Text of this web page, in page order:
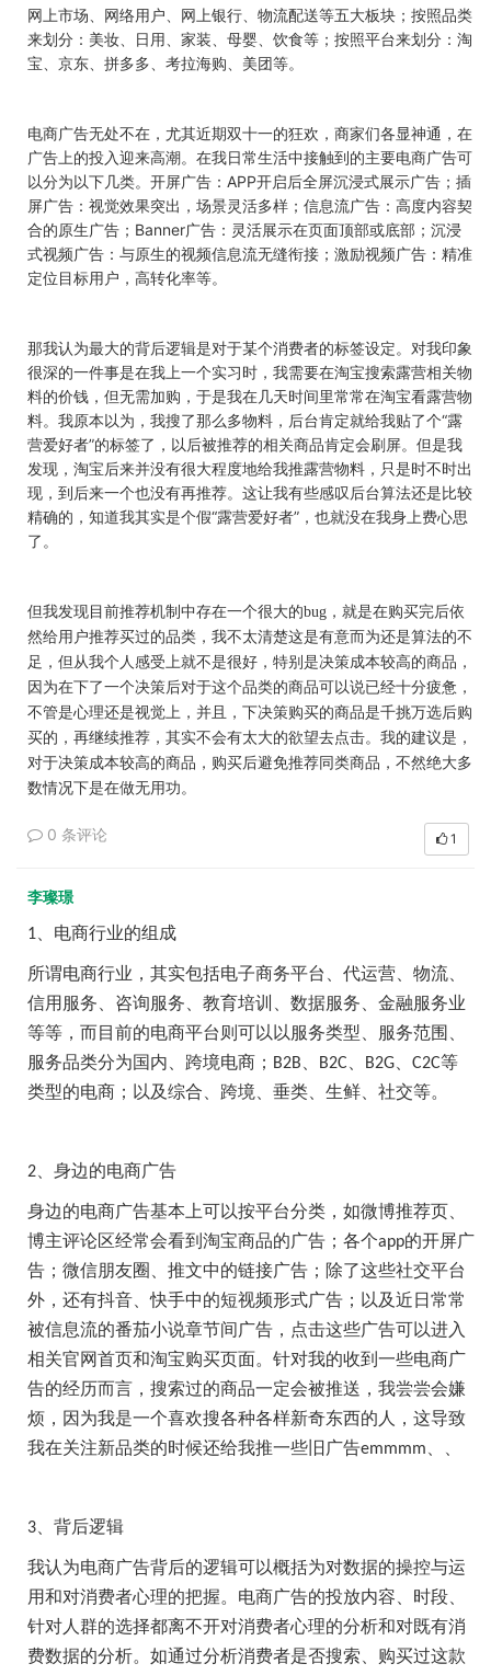
网上市场、网络用户、网上银行、物流配送等五大板块；按照品类
来划分：美妆、日用、家装、母婴、饮食等；按照平台来划分：淘
宝、京东、拼多多、考拉海购、美团等。
电商广告无处不在，尤其近期双十一的狂欢，商家们各显神通，在
广告上的投入迎来高潮。在我日常生活中接触到的主要电商广告可
以分为以下几类。开屏广告： APP开启后全屏沉浸式展示广告；插
屏广告：视觉效果突出，场景灵活多样；信息流广告：高度内容契
合的原生广告； Banner广告：灵活展示在页面顶部或底部；沉浸
式视频广告：与原生的视频信息流无缝衔接；激励视频广告：精准
定位目标用户，高转化率等。
那我认为最大的背后逻辑是对于某个消费者的标签设定。对我印象
很深的一件事是在我上一个实习时，我需要在淘宝搜索露营相关物
料的价钱，但无需加购，于是我在几天时间里常常在淘宝看露营物
料。我原本以为，我搜了那么多物料，后台肯定就给我贴了个“露
营爱好者”的标签了，以后被推荐的相关商品肯定会刷屏。但是我
发现，淘宝后来并没有很大程度地给我推露营物料，只是时不时出
现，到后来一个也没有再推荐。这让我有些感叹后台算法还是比较
精确的，知道我其实是个假“露营爱好者”，也就没在我身上费心思
了。
但我发现目前推荐机制中存在一个很大的bug ，就是在购买完后依
然给用户推荐买过的品类 ，我不太清楚这是有意而为还是算法的不
足，但从我个人感受上就不是很好，特别是决策成本较高的商品，
因为在下了一个决策后对于这个品类的商品可以说已经十分疲惫，
不管是心理还是视觉上，并且，下决策购买的商品是千挑万选后购
买的，再继续推荐，其实不会有太大的欲望去点击。我的建议是，
对于决策成本较高的商品，购买后避免推荐同类商品，不然绝大多
数情况下是在做无用功。
0 条评论 1
李璨璟
1 、电商行业的组成
所谓电商行业，其实包括电子商务平台、代运营、物流、
信用服务、咨询服务、教育培训、数据服务、金融服务业
等等，而目前的电商平台则可以以服务类型、服务范围、
服务品类分为国内、跨境电商； B2B B2C B2G C2C等
类型的电商；以及综合、跨境、垂类、生鲜、社交等。
2 、身边的电商广告
身边的电商广告基本上可以按平台分类，如微博推荐页、
博主评论区经常会看到淘宝商品的广告；各个app的开屏广
告；微信朋友圈、推文中的链接广告；除了这些社交平台
外，还有抖音、快手中的短视频形式广告；以及近日常常
被信息流的番茄小说章节间广告，点击这些广告可以进入
相关官网首页和淘宝购买页面。针对我的收到一些电商广
告的经历而言，搜索过的商品一定会被推送，我尝尝会嫌
烦，因为我是一个喜欢搜各种各样新奇东西的人，这导致
我在关注新品类的时候还给我推一些旧广告emmmm
3 、背后逻辑
我认为电商广告背后的逻辑可以概括为对数据的操控与运
用和对消费者心理的把握。电商广告的投放内容、时段、
针对人群的选择都离不开对消费者心理的分析和对既有消
费数据的分析。如通过分析消费者是否搜索、购买过这款